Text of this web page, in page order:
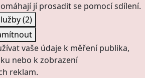
jí prosadit se pomocí sdílení.
(2)
vaše údaje k měření publika,
nebo k zobrazení
reklam.